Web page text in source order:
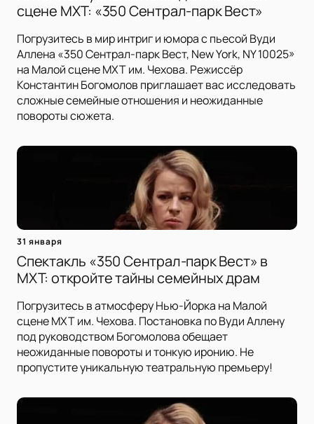
сцене МХТ: «350 Сентрал-парк Вест»
Погрузитесь в мир интриг и юмора с пьесой Вуди
Аллена «350 Сентрал-парк Вест, New York, NY 10025»
на Малой сцене МХТ им. Чехова. Режиссёр
Константин Богомолов приглашает вас исследовать
сложные семейные отношения и неожиданные
повороты сюжета.
31 января
Спектакль «350 Сентрал-парк Вест» в
МХТ: откройте тайны семейных драм
Погрузитесь в атмосферу Нью-Йорка на Малой
сцене МХТ им. Чехова. Постановка по Вуди Аллену
под руководством Богомолова обещает
неожиданные повороты и тонкую иронию. Не
пропустите уникальную театральную премьеру!